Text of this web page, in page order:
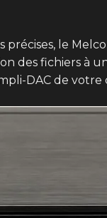
le
des fichiers à
DAC de votre